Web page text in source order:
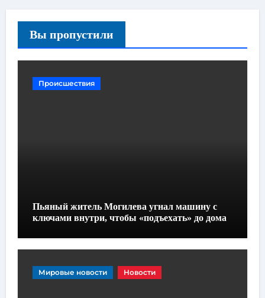
Вы пропустили
Происшествия
Пьяный житель Могилева угнал машину с
ключами внутри, чтобы «подъехать» до дома
Мировые новости Новости